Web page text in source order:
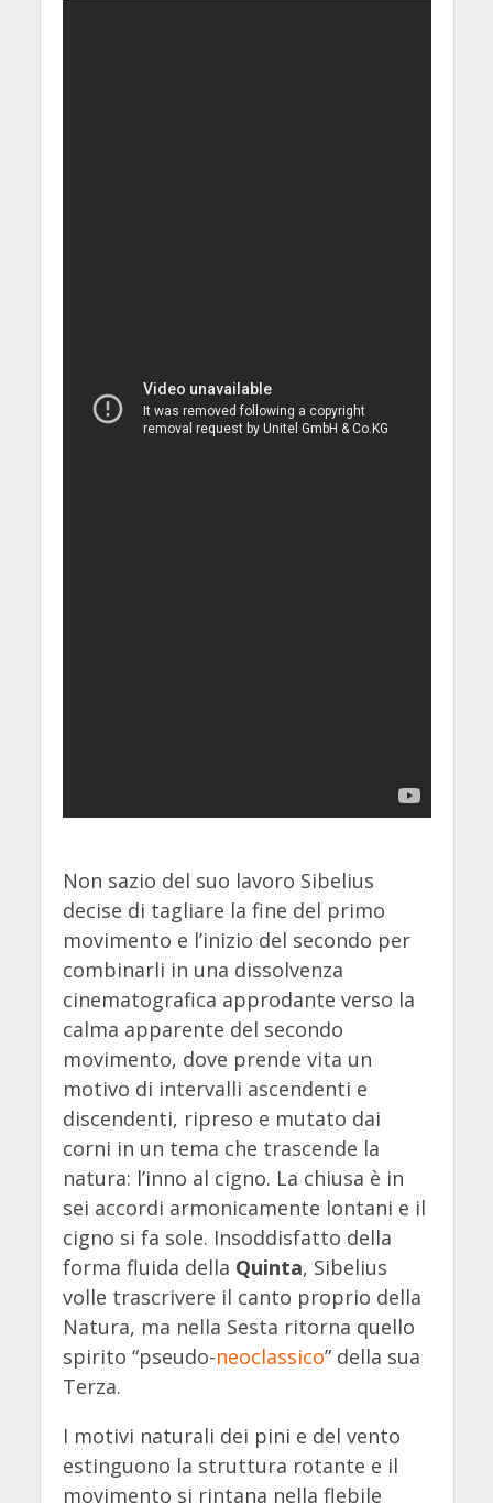
Non sazio del suo lavoro Sibelius
decise di tagliare la fine del primo
movimento e l’inizio del secondo per
combinarli in una dissolvenza
cinematografica approdante verso la
calma apparente del secondo
movimento, dove prende vita un
motivo di intervalli ascendenti e
discendenti, ripreso e mutato dai
corni in un tema che trascende la
natura: l’inno al cigno. La chiusa è in
sei accordi armonicamente lontani e il
cigno si fa sole. Insoddisfatto della
forma fluida della Quinta, Sibelius
volle trascrivere il canto proprio della
Natura, ma nella Sesta ritorna quello
spirito “pseudo-neoclassico” della sua
Terza.
I motivi naturali dei pini e del vento
estinguono la struttura rotante e il
movimento si rintana nella flebile